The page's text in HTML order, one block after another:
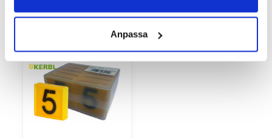
Anpassa
Du kanske också är intresserad av